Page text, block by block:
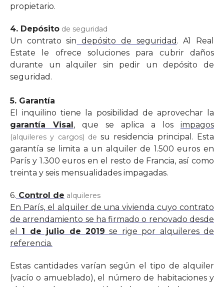
propietario.
4. Depósito de seguridad
Un contrato sin depósito de seguridad . A1 Real
Estate le ofrece soluciones para cubrir daños
durante un alquiler sin pedir un depósito de
seguridad.
5. Garantía
El inquilino tiene la posibilidad de aprovechar la
garantía Visal, que se aplica a los impagos
(alquileres y cargos) desu residencia principal. Esta
garantía se limita a un alquiler de 1.500 euros en
París y 1.300 euros en el resto de Francia, así como
treinta y seis mensualidades impagadas.
6. Control de alquileres
En París, el alquiler de una vivienda cuyo contrato
de arrendamiento se ha firmado o renovado desde
el 1 de julio de 2019 se rige por alquileres de
referencia.
Estas cantidades varían según el tipo de alquiler
(vacío o amueblado), el número de habitaciones y